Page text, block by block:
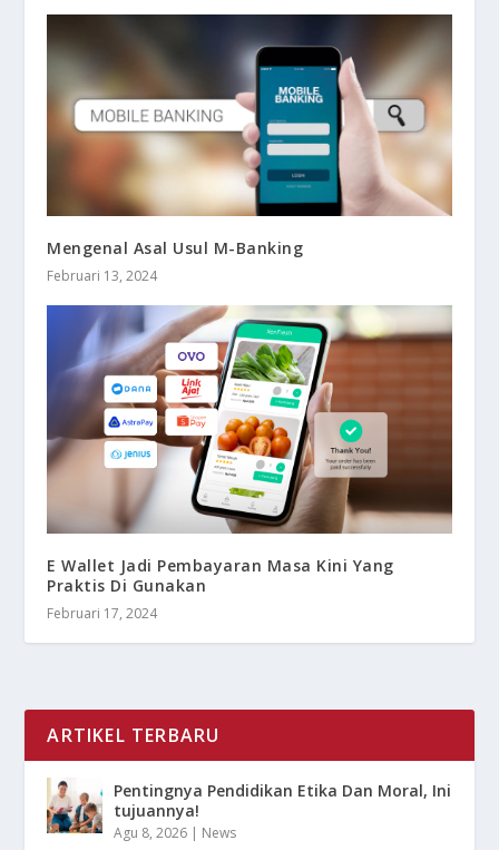
Mengenal Asal Usul M-Banking
Februari 13, 2024
E Wallet Jadi Pembayaran Masa Kini Yang
Praktis Di Gunakan
Februari 17, 2024
ARTIKEL TERBARU
Pentingnya Pendidikan Etika Dan Moral, Ini
tujuannya!
Agu 8, 2026 | News